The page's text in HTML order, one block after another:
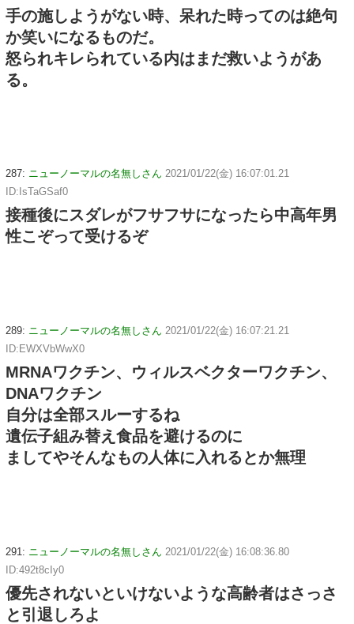
手の施しようがない時、呆れた時ってのは絶句
か笑いになるものだ。
怒られキレられている内はまだ救いようがあ
る。
287: ニューノーマルの名無しさん 2021/01/22(金) 16:07:01.21
ID:IsTaGSaf0
接種後にスダレがフサフサになったら中高年男
性こぞって受けるぞ
289: ニューノーマルの名無しさん 2021/01/22(金) 16:07:21.21
ID:EWXVbWwX0
MRNAワクチン、ウィルスベクターワクチン、
DNAワクチン
自分は全部スルーするね
遺伝子組み替え食品を避けるのに
ましてやそんなもの人体に入れるとか無理
291: ニューノーマルの名無しさん 2021/01/22(金) 16:08:36.80
ID:492t8cIy0
優先されないといけないような高齢者はさっさ
と引退しろよ